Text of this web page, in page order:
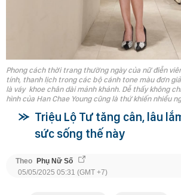
Phong cách thời trang thường ngày của nữ điễn
tính, thanh lịch trong các bộ cánh tone màu đơn
là váy khoe chân dài mảnh khảnh. Dễ thấy không
hình của Han Chae Young cũng là thứ khiến nhiều
Triệu Lộ Tư tăng cân, lâu
sức sống thế này
Theo Phụ Nữ Số
05/05/2025 05:31 (GMT +7)